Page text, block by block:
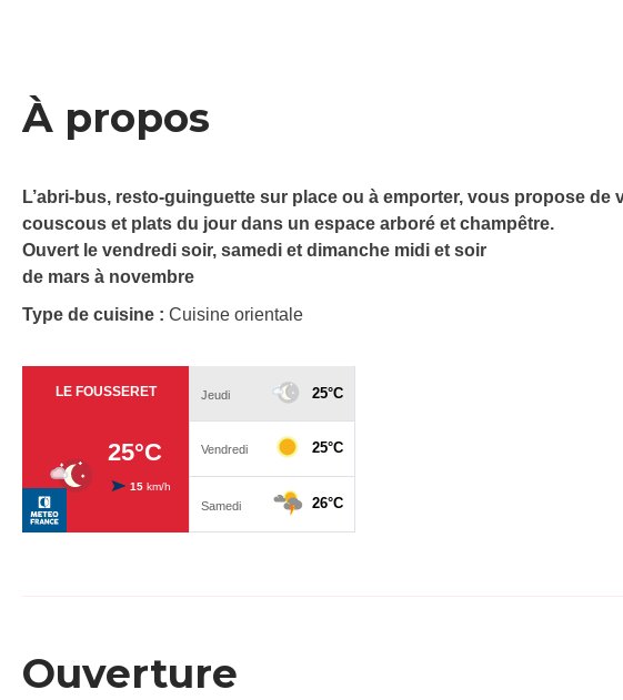
À propos
L’abri-bus, resto-guinguette sur place ou à emporter, vous propose de
couscous et plats du jour dans un espace arboré et champêtre.
Ouvert le vendredi soir, samedi et dimanche midi et soir
de mars à novembre
Type de cuisine : Cuisine orientale
Ouverture